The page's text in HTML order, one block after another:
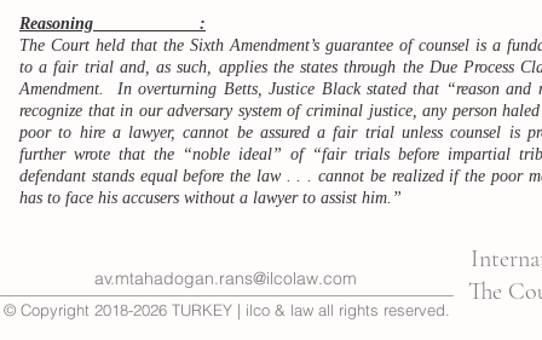
Reasoning :
The Court held that the Sixth Amendment’s guarantee of counsel is a
to a fair trial and, as such, applies the states through the Due Process
Amendment. In overturning Betts, Justice Black stated that “reason and
recognize that in our adversary system of criminal justice, any person
poor to hire a lawyer, cannot be assured a fair trial unless counsel is
further wrote that the “noble ideal” of “fair trials before impartial
defendant stands equal before the law . . . cannot be realized if the poor
has to face his accusers without a lawyer to assist him.”
av.mtahadogan.rans@ilcolaw.com
© Copyright 2018-2026 TURKEY | ilco & law all rights reserved.
The